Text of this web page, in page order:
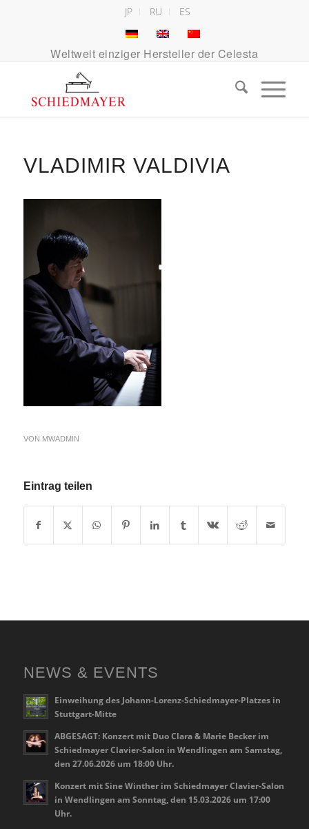
JP RU ES
Weltweit einziger Hersteller der Celesta
VLADIMIR VALDIVIA
VON MWADMIN
Eintrag teilen
NEWS & EVENTS
Einweihung des Johann-Lorenz-Schiedmayer-Platzes in
Stuttgart-Mitte
ABGESAGT: Konzert mit Duo Clara & Marie Becker im
Schiedmayer Clavier-Salon in Wendlingen am Samstag,
den 27.06.2026 um 18:00 Uhr.
Konzert mit Sine Winther im Schiedmayer Clavier-Salon
in Wendlingen am Sonntag, den 15.03.2026 um 17:00
Uhr.